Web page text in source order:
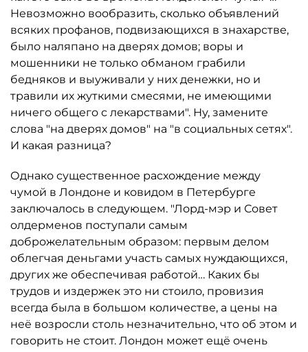
Невозможно вообразить, сколько объявлений
всяких профанов, подвизающихся в знахарстве,
было наляпано на дверях домов; воры и
мошенники не только обманом грабили
бедняков и выуживали у них денежки, но и
травили их жуткими смесями, не имеющими
ничего общего с лекарствами". Ну, замените
слова "на дверях домов" на "в социальных сетях".
И какая разница?
Однако существенное расхождение между
чумой в Лондоне и ковидом в Петербурге
заключалось в следующем. "Лорд-мэр и Совет
олдерменов поступали самым
доброжелательным образом: первым делом
облегчая деньгами участь самых нуждающихся,
других же обеспечивая работой… Каких бы
трудов и издержек это ни стоило, провизия
всегда была в большом количестве, а цены на
неё возросли столь незначительно, что об этом и
говорить не стоит. Лондон может ещё очень